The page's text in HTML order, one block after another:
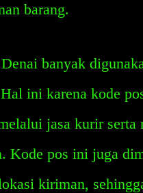
barang.
banyak
ini karena kode
jasa kurir serta
Kode pos ini juga
kiriman,